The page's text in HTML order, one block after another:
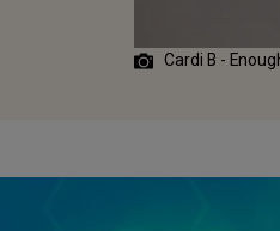
Cardi B -